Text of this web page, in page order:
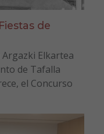
de
Elkartea
de Tafalla
el Concurso